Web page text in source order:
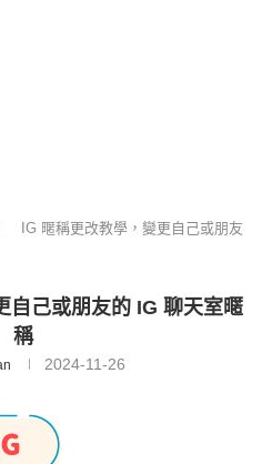
IG 暱稱更改教學，變更自己或朋友
自己或朋友的 IG 聊天室暱
稱
2024-11-26